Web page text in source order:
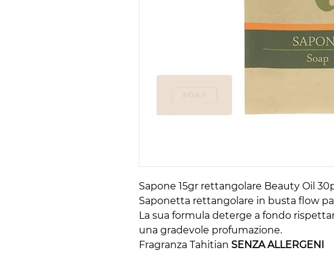
Sapone 15gr rettangolare Beauty Oil
Saponetta rettangolare in busta flow
La sua formula deterge a fondo
una gradevole profumazione.
Fragranza Tahitian SENZA ALLERGENI